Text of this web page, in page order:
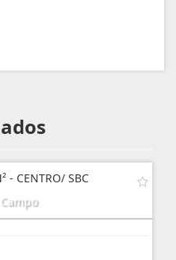
- CENTRO/ SBC